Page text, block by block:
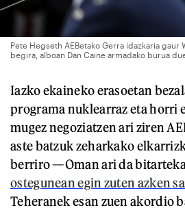
Pete Hegseth AEBetako Gerra idazkaria gaur
begira, alboan Dan Caine armadako burua
Iazko ekaineko erasoetan
programa nuklearraz eta horri
mugez negoziatzen ari ziren
aste batzuk zeharkako
berriro —Oman ari da
ostegunean egin zuten azken
Teheranek esan zuen akordio